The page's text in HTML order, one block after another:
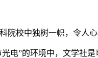
校中独树一帜，令人心
电”的环境中，文学社